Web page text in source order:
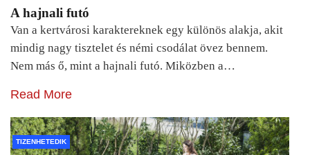
A hajnali futó
Van a kertvárosi karaktereknek egy különös alakja, akit
mindig nagy tisztelet és némi csodálat övez bennem.
Nem más ő, mint a hajnali futó. Miközben a…
Read More
TIZENHETEDIK